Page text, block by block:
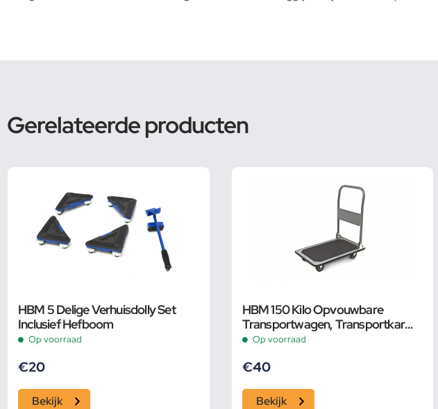
Gerelateerde producten
HBM 5 Delige Verhuisdolly Set
Inclusief Hefboom
Op voorraad
€20
Bekijk
HBM 150 Kilo Opvouwbare
Transportwagen, Transportkar
met rem
Op voorraad
€40
Bekijk